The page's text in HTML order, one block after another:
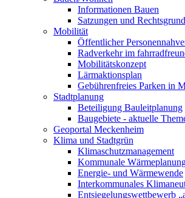
Informationen Bauen
Satzungen und
Mobilität
Öffentlicher
Radverkehr im
Mobilitätskonzept
Lärmaktionsplan
Gebührenfreies Parken in
Stadtplanung
Beteiligung Bauleitplanung
Baugebiete - aktuelle
Geoportal Meckenheim
Klima und Stadtgrün
Klimaschutzmanagement
Kommunale
Energie- und Wärmewende
Interkommunales
Entsiegelungswettbewerb